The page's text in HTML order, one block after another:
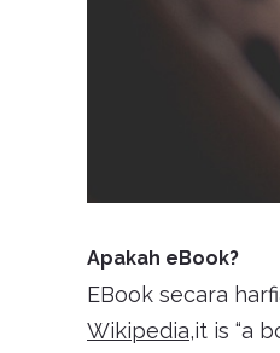
Apakah eBook?
EBook secara
Wikipedia,it is “a